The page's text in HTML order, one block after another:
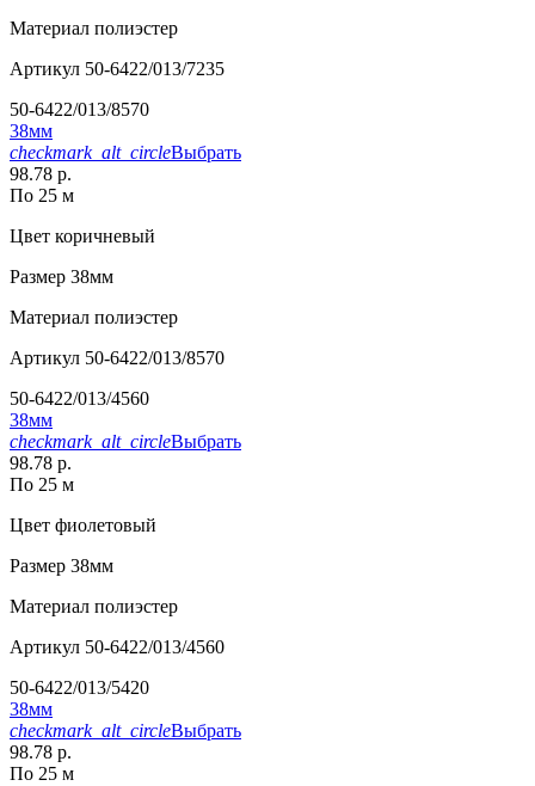
Материал полиэстер
Артикул 50-6422/013/7235
50-6422/013/8570
38мм
checkmark_alt_circleВыбрать
98.78 р.
По 25 м
Цвет коричневый
Размер 38мм
Материал полиэстер
Артикул 50-6422/013/8570
50-6422/013/4560
38мм
checkmark_alt_circleВыбрать
98.78 р.
По 25 м
Цвет фиолетовый
Размер 38мм
Материал полиэстер
Артикул 50-6422/013/4560
50-6422/013/5420
38мм
checkmark_alt_circleВыбрать
98.78 р.
По 25 м